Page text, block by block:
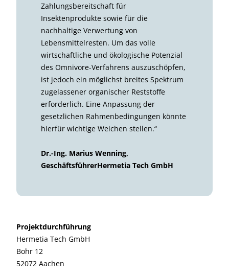
Zahlungsbereitschaft für
Insektenprodukte sowie für die
nachhaltige Verwertung von
Lebensmittelresten. Um das volle
wirtschaftliche und ökologische Potenzial
des Omnivore-Verfahrens auszuschöpfen,
ist jedoch ein möglichst breites Spektrum
zugelassener organischer Reststoffe
erforderlich. Eine Anpassung der
gesetzlichen Rahmenbedingungen könnte
hierfür wichtige Weichen stellen.“
Dr.-Ing. Marius Wenning,
GeschäftsführerHermetia Tech GmbH
Projektdurchführung
Hermetia Tech GmbH
Bohr 12
52072 Aachen